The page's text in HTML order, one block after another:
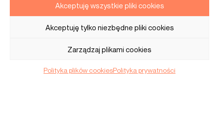
Akceptuję wszystkie pliki cookies
Akceptuję tylko niezbędne pliki cookies
Zarządzaj plikami cookies
Polityka plików cookiesPolityka prywatności
Obszary naszej
specjalizacji